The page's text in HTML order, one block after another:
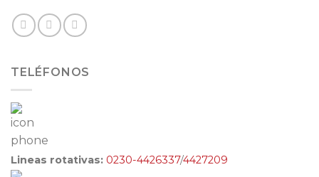
TELÉFONOS
Lineas rotativas: 0230-4426337/4427209